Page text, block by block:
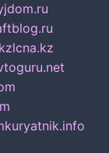
lcna.kz
kuryatnik.info